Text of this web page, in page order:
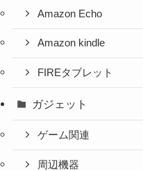
Amazon Echo
Amazon kindle
FIREタブレット
ガジェット
ゲーム関連
周辺機器